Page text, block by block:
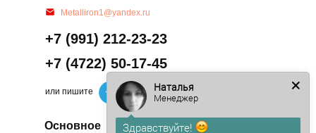
+7 (991) 212-23-23
Metalliron1@yandex.ru
Основное
или пишите
+7 (4722) 50-17-45
Наталья
Менеджер
Здравствуйте!